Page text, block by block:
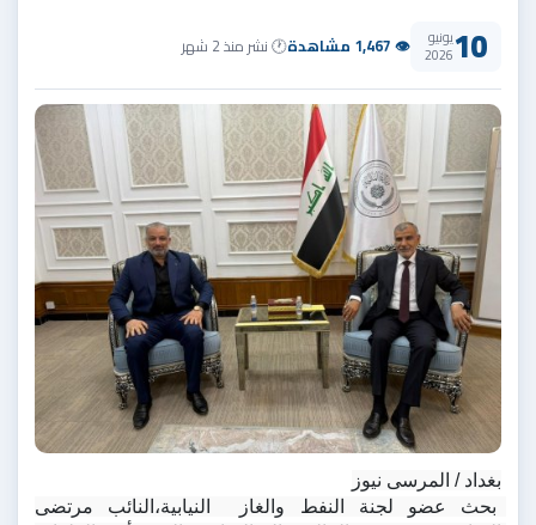
10يونيو
2026 👁 1,467 مشاهدة 🕐 نشر منذ 2 شهر
بغداد / المرسى نيوز